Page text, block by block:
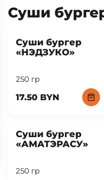
Суши
Суши бургер
«НЭДЗУКО»
250 гр
17.50 BYN
Суши бургер
«АМАТЭРАСУ»
250 гр